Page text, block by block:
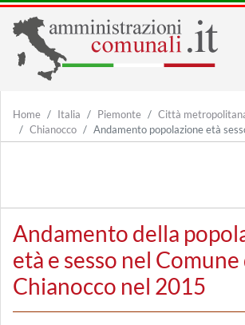
Home Italia Piemonte
Città
Chianocco
Andamento popolazione età
Andamento della
età e sesso nel Comune
Chianocco nel 2015